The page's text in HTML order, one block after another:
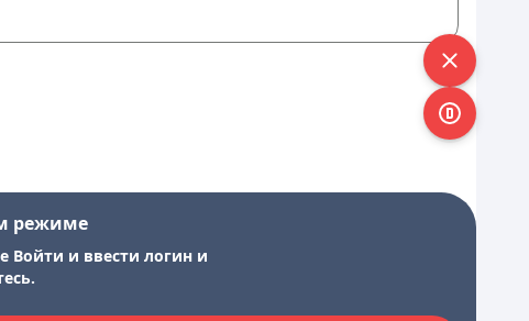
режиме
Войти и ввести логин и